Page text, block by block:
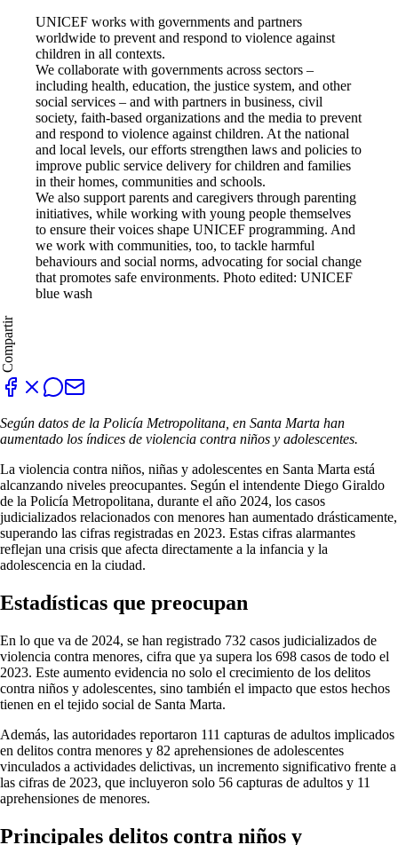
UNICEF works with governments and partners
worldwide to prevent and respond to violence against
children in all contexts.
We collaborate with governments across sectors –
including health, education, the justice system, and other
social services – and with partners in business, civil
society, faith-based organizations and the media to prevent
and respond to violence against children. At the national
and local levels, our efforts strengthen laws and policies to
improve public service delivery for children and families
in their homes, communities and schools.
We also support parents and caregivers through parenting
initiatives, while working with young people themselves
to ensure their voices shape UNICEF programming. And
we work with communities, too, to tackle harmful
behaviours and social norms, advocating for social change
that promotes safe environments. Photo edited: UNICEF
blue wash
Compartir
Según datos de la Policía Metropolitana, en Santa Marta han
aumentado los índices de violencia contra niños y adolescentes.
La violencia contra niños, niñas y adolescentes en Santa Marta está
alcanzando niveles preocupantes. Según el intendente Diego Giraldo
de la Policía Metropolitana, durante el año 2024, los casos
judicializados relacionados con menores han aumentado drásticamente,
superando las cifras registradas en 2023. Estas cifras alarmantes
reflejan una crisis que afecta directamente a la infancia y la
adolescencia en la ciudad.
Estadísticas que preocupan
En lo que va de 2024, se han registrado 732 casos judicializados de
violencia contra menores, cifra que ya supera los 698 casos de todo el
2023. Este aumento evidencia no solo el crecimiento de los delitos
contra niños y adolescentes, sino también el impacto que estos hechos
tienen en el tejido social de Santa Marta.
Además, las autoridades reportaron 111 capturas de adultos implicados
en delitos contra menores y 82 aprehensiones de adolescentes
vinculados a actividades delictivas, un incremento significativo frente a
las cifras de 2023, que incluyeron solo 56 capturas de adultos y 11
aprehensiones de menores.
Principales delitos contra niños y